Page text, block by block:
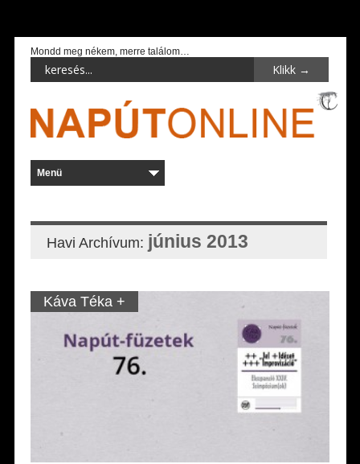
Mondd meg nékem, merre találom…
Havi Archívum: június 2013
Káva Téka +